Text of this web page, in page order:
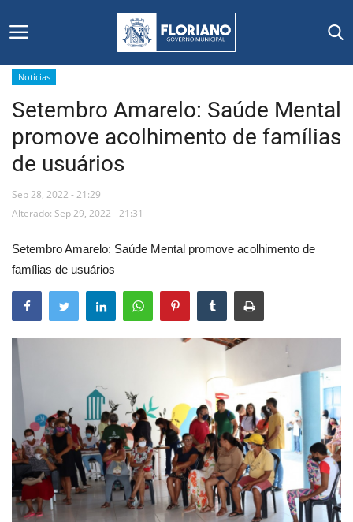
Início
Editais
Floriano
Mural de Licitações
Notícias
Vídeos
Webmail
Contato
Notícias
Setembro Amarelo: Saúde Mental
promove acolhimento de famílias
de usuários
Sep 28, 2022 - 21:29
Alterado: Sep 29, 2022 - 21:31
Setembro Amarelo: Saúde Mental promove acolhimento de
famílias de usuários